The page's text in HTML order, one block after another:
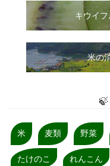
キウイ
米の
米 麦類 野菜
たけのこ れんこん